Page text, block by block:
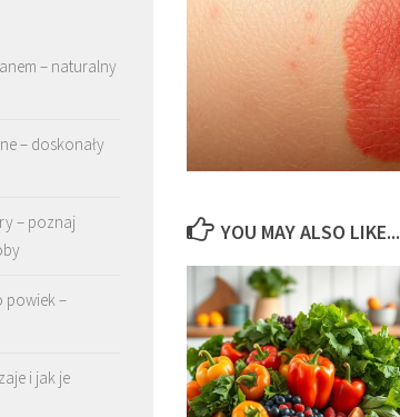
YOU MAY ALSO LIKE...
– naturalny
– doskonały
– poznaj
powiek –
i jak je